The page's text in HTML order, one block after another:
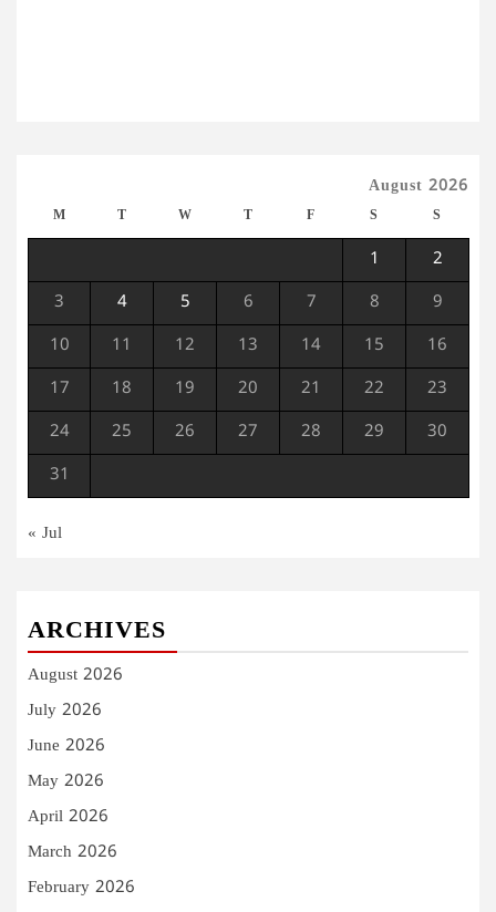
August 2026
M T W T F S S
1 2
3 4 5 6 7 8 9
10 11 12 13 14 15 16
17 18 19 20 21 22 23
24 25 26 27 28 29 30
31
« Jul
ARCHIVES
August 2026
July 2026
June 2026
May 2026
April 2026
March 2026
February 2026